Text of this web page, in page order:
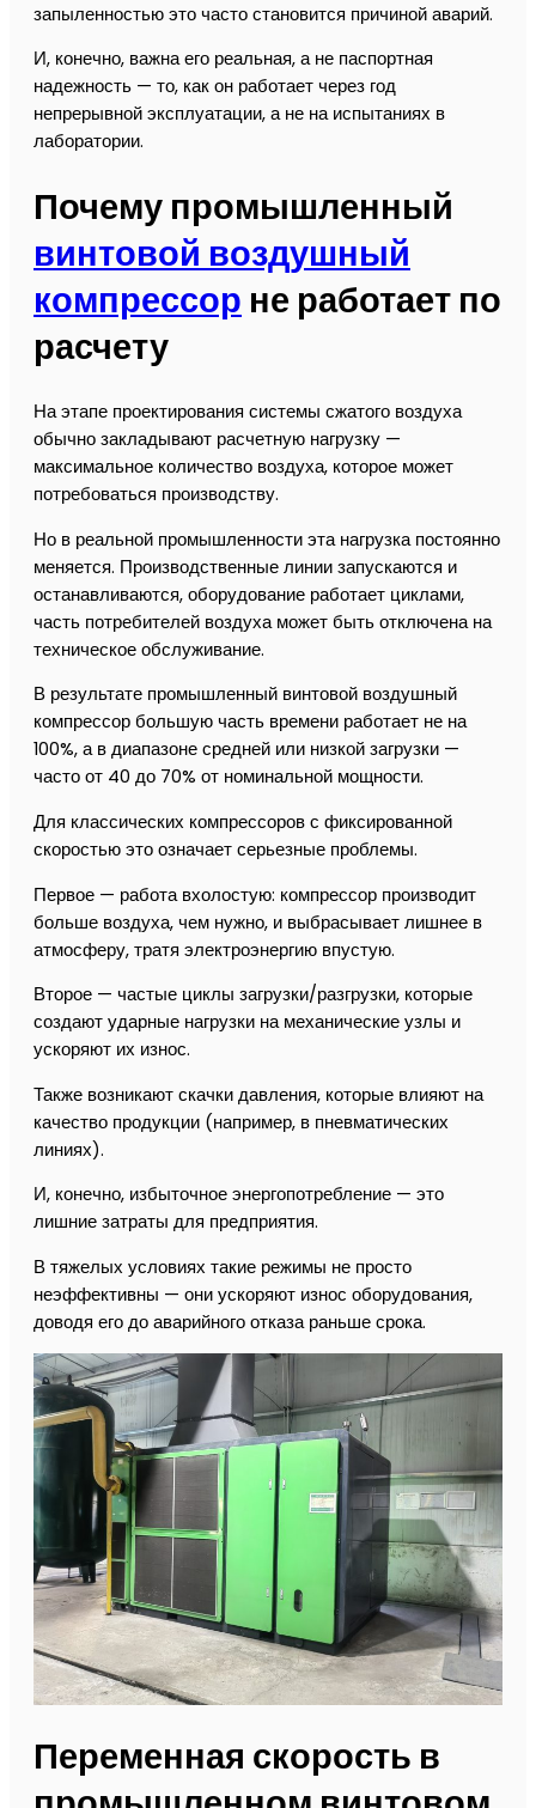
запыленностью это часто становится причиной аварий.
И, конечно, важна его реальная, а не паспортная
надежность — то, как он работает через год
непрерывной эксплуатации, а не на испытаниях в
лаборатории.
Почему промышленный
винтовой воздушный
компрессор не работает по
расчету
На этапе проектирования системы сжатого воздуха
обычно закладывают расчетную нагрузку —
максимальное количество воздуха, которое может
потребоваться производству.
Но в реальной промышленности эта нагрузка постоянно
меняется. Производственные линии запускаются и
останавливаются, оборудование работает циклами,
часть потребителей воздуха может быть отключена на
техническое обслуживание.
В результате промышленный винтовой воздушный
компрессор большую часть времени работает не на
100%, а в диапазоне средней или низкой загрузки —
часто от 40 до 70% от номинальной мощности.
Для классических компрессоров с фиксированной
скоростью это означает серьезные проблемы.
Первое — работа вхолостую: компрессор производит
больше воздуха, чем нужно, и выбрасывает лишнее в
атмосферу, тратя электроэнергию впустую.
Второе — частые циклы загрузки/разгрузки, которые
создают ударные нагрузки на механические узлы и
ускоряют их износ.
Также возникают скачки давления, которые влияют на
качество продукции (например, в пневматических
линиях).
И, конечно, избыточное энергопотребление — это
лишние затраты для предприятия.
В тяжелых условиях такие режимы не просто
неэффективны — они ускоряют износ оборудования,
доводя его до аварийного отказа раньше срока.
Переменная скорость в